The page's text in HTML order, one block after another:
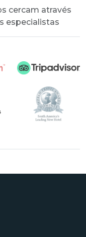
cercam através
especialistas